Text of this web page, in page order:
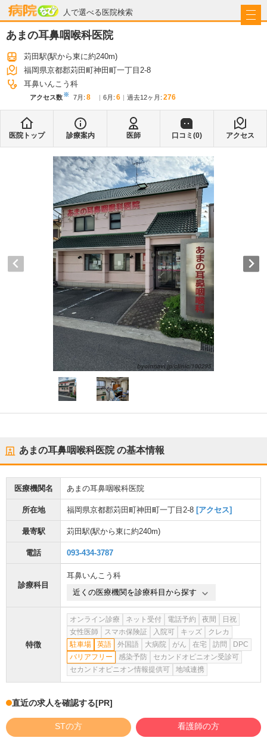
人で選べる医院検索
病院なび
あまの耳鼻咽喉科医院
苅田駅(駅から東に約240m)
福岡県京都郡苅田町神田町一丁目2-8
耳鼻いんこう科
アクセス数※ 7月 : 8 6月 : 6 過去12ヶ月: 276
医院トップ 診療案内 医師 口コミ(0) アクセス
あまの耳鼻咽喉科医院の基本情報
医療機関名 あまの耳鼻咽喉科医院
所在地 福岡県京都郡苅田町神田町一丁目2-8 [アクセス]
最寄駅 苅田駅(駅から東に約240m)
電話 093-434-3787
診療科目
耳鼻いんこう科
近くの医療機関を診療科目から探す
特徴
オンライン診療 ネット受付 電話予約 夜間
日祝
女性医師
スマホ保険証 入院可 キッズ
クレカ
駐車場
英語 外国語 大病院 がん 在宅 訪問
DPC
バリアフリー
感染予防
セカンドオピニオン受診可
セカンドオピニオン情報提供可
地域連携
直近の求人を確認する[PR]
STの方 看護師の方